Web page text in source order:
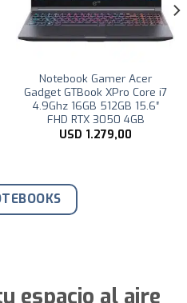
Notebook Gamer Acer
Gadget GTBook XPro Core i7
4.9Ghz 16GB 512GB 15.6″
FHD RTX 3050 4GB
USD 1.279,00
espacio al aire